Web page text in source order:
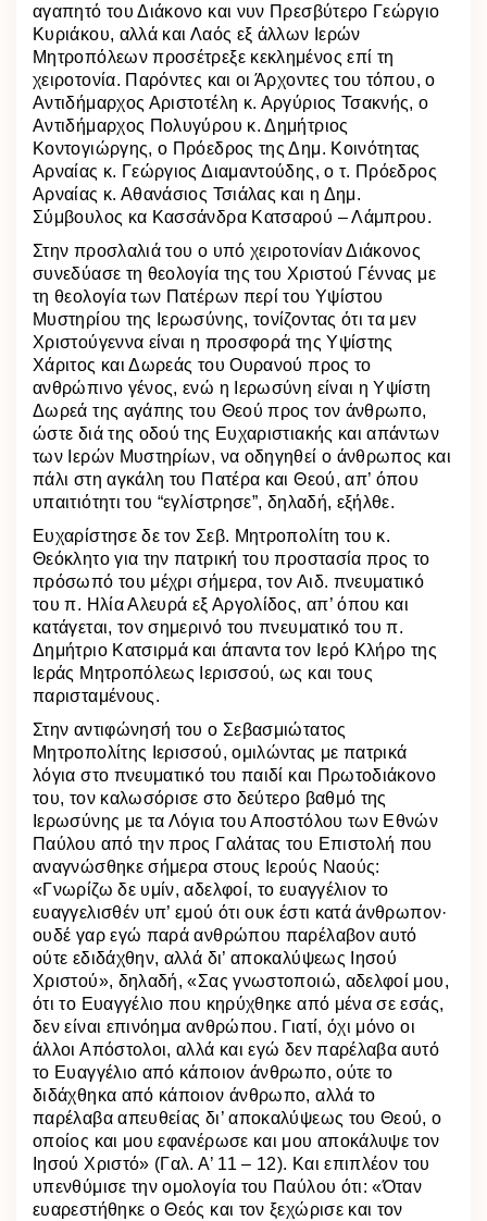
αγαπητό του Διάκονο και νυν Πρεσβύτερο Γεώργιο
Κυριάκου, αλλά και Λαός εξ άλλων Ιερών
Μητροπόλεων προσέτρεξε κεκλημένος επί τη
χειροτονία. Παρόντες και οι Άρχοντες του τόπου, ο
Αντιδήμαρχος Αριστοτέλη κ. Αργύριος Τσακνής, ο
Αντιδήμαρχος Πολυγύρου κ. Δημήτριος
Κοντογιώργης, ο Πρόεδρος της Δημ. Κοινότητας
Αρναίας κ. Γεώργιος Διαμαντούδης, ο τ. Πρόεδρος
Αρναίας κ. Αθανάσιος Τσιάλας και η Δημ.
Σύμβουλος κα Κασσάνδρα Κατσαρού – Λάμπρου.
Στην προσλαλιά του ο υπό χειροτονίαν Διάκονος
συνεδύασε τη θεολογία της του Χριστού Γέννας με
τη θεολογία των Πατέρων περί του Υψίστου
Μυστηρίου της Ιερωσύνης, τονίζοντας ότι τα μεν
Χριστούγεννα είναι η προσφορά της Υψίστης
Χάριτος και Δωρεάς του Ουρανού προς το
ανθρώπινο γένος, ενώ η Ιερωσύνη είναι η Υψίστη
Δωρεά της αγάπης του Θεού προς τον άνθρωπο,
ώστε διά της οδού της Ευχαριστιακής και απάντων
των Ιερών Μυστηρίων, να οδηγηθεί ο άνθρωπος και
πάλι στη αγκάλη του Πατέρα και Θεού, απ’ όπου
υπαιτιότητι του “εγλίστρησε”, δηλαδή, εξήλθε.
Ευχαρίστησε δε τον Σεβ. Μητροπολίτη του κ.
Θεόκλητο για την πατρική του προστασία προς το
πρόσωπό του μέχρι σήμερα, τον Αιδ. πνευματικό
του π. Ηλία Αλευρά εξ Αργολίδος, απ’ όπου και
κατάγεται, τον σημερινό του πνευματικό του π.
Δημήτριο Κατσιρμά και άπαντα τον Ιερό Κλήρο της
Ιεράς Μητροπόλεως Ιερισσού, ως και τους
παρισταμένους.
Στην αντιφώνησή του ο Σεβασμιώτατος
Μητροπολίτης Ιερισσού, ομιλώντας με πατρικά
λόγια στο πνευματικό του παιδί και Πρωτοδιάκονο
του, τον καλωσόρισε στο δεύτερο βαθμό της
Ιερωσύνης με τα Λόγια του Αποστόλου των Εθνών
Παύλου από την προς Γαλάτας του Επιστολή που
αναγνώσθηκε σήμερα στους Ιερούς Ναούς:
«Γνωρίζω δε υμίν, αδελφοί, το ευαγγέλιον το
ευαγγελισθέν υπ’ εμού ότι ουκ έστι κατά άνθρωπον·
ουδέ γαρ εγώ παρά ανθρώπου παρέλαβον αυτό
ούτε εδιδάχθην, αλλά δι’ αποκαλύψεως Ιησού
Χριστού», δηλαδή, «Σας γνωστοποιώ, αδελφοί μου,
ότι το Ευαγγέλιο που κηρύχθηκε από μένα σε εσάς,
δεν είναι επινόημα ανθρώπου. Γιατί, όχι μόνο οι
άλλοι Απόστολοι, αλλά και εγώ δεν παρέλαβα αυτό
το Ευαγγέλιο από κάποιον άνθρωπο, ούτε το
διδάχθηκα από κάποιον άνθρωπο, αλλά το
παρέλαβα απευθείας δι’ αποκαλύψεως του Θεού, ο
οποίος και μου εφανέρωσε και μου αποκάλυψε τον
Ιησού Χριστό» (Γαλ. Α’ 11 – 12). Και επιπλέον του
υπενθύμισε την ομολογία του Παύλου ότι: «Όταν
ευαρεστήθηκε ο Θεός και τον ξεχώρισε και τον